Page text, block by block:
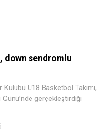
down sendromlu
U18 Basketbol Takımı,
gerçekleştirdiği